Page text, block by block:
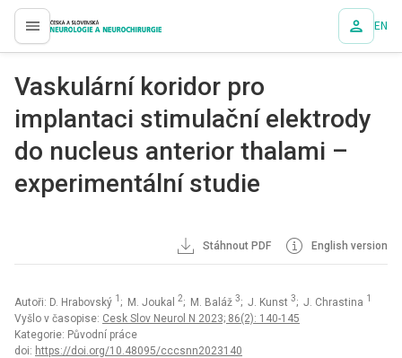
proLékaře.cz EN
Vaskulární koridor pro
implantaci stimulační elektrody
do nucleus anterior thalami –
experimentální studie
Stáhnout PDF English version
Autoři: D. Hrabovský 1 ; M. Joukal 2; M. Baláž 3; J. Kunst 3; J. Chrastina 1
Vyšlo v časopise: Cesk Slov Neurol N 2023; 86(2): 140-145
Kategorie: Původní práce
doi: https://doi.org/10.48095/cccsnn2023140